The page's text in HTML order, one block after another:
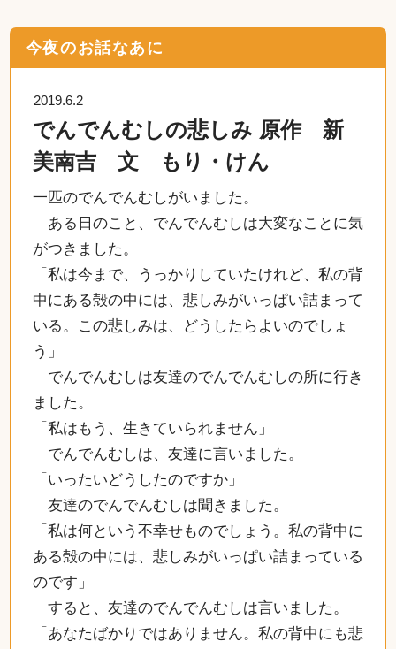
今夜のお話なあに
2019.6.2
でんでんむしの悲しみ 原作 新
美南吉 文 もり・けん
一匹のでんでんむしがいました。
ある日のこと、でんでんむしは大変なことに気
がつきました。
「私は今まで、うっかりしていたけれど、私の背
中にある殻の中には、悲しみがいっぱい詰まって
いる。この悲しみは、どうしたらよいのでしょ
う」
でんでんむしは友達のでんでんむしの所に行き
ました。
「私はもう、生きていられません」
でんでんむしは、友達に言いました。
「いったいどうしたのですか」
友達のでんでんむしは聞きました。
「私は何という不幸せものでしょう。私の背中に
ある殻の中には、悲しみがいっぱい詰まっている
のです」
すると、友達のでんでんむしは言いました。
「あなたばかりではありません。私の背中にも悲